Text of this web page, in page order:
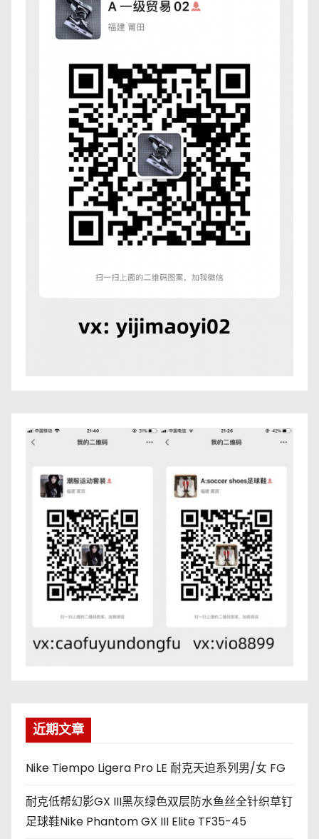
近期文章
Nike Tiempo Ligera Pro LE 耐克天迫系列男/女 FG
耐克低帮幻影GX III黑灰绿色双层防水鱼丝全针织草钉
足球鞋Nike Phantom GX III Elite TF35-45